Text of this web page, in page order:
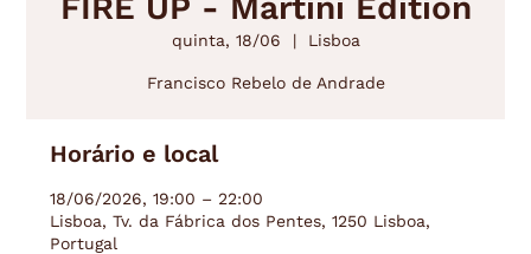
quinta, 18/06
  |
Lisboa
Francisco Rebelo de Andrade
Horário e local
18/06/2026, 19:00 – 22:00
Lisboa, Tv. da Fábrica dos Pentes, 1250 Lisboa,
Portugal